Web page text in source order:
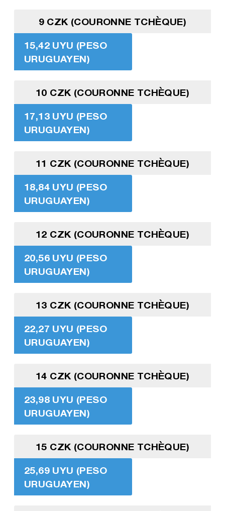
9 CZK (COURONNE TCHÈQUE)
15,42 UYU (PESO
URUGUAYEN)
10 CZK (COURONNE TCHÈQUE)
17,13 UYU (PESO
URUGUAYEN)
11 CZK (COURONNE TCHÈQUE)
18,84 UYU (PESO
URUGUAYEN)
12 CZK (COURONNE TCHÈQUE)
20,56 UYU (PESO
URUGUAYEN)
13 CZK (COURONNE TCHÈQUE)
22,27 UYU (PESO
URUGUAYEN)
14 CZK (COURONNE TCHÈQUE)
23,98 UYU (PESO
URUGUAYEN)
15 CZK (COURONNE TCHÈQUE)
25,69 UYU (PESO
URUGUAYEN)